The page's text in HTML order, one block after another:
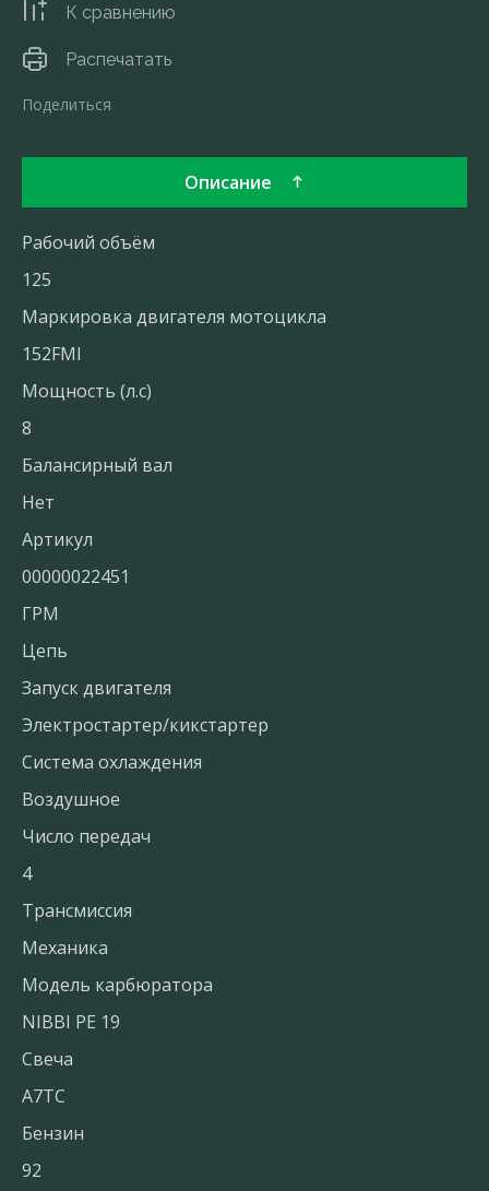
К сравнению
Поделиться
Распечатать
Описание
Рабочий объём
125
Маркировка двигателя мотоцикла
152FMI
Мощность (л.с)
8
Балансирный вал
Нет
Артикул
00000022451
ГРМ
Цепь
Запуск двигателя
Электростартер/кикстартер
Система охлаждения
Воздушное
Число передач
4
Трансмиссия
Механика
Модель карбюратора
NIBBI PE 19
Свеча
A7TC
Бензин
92